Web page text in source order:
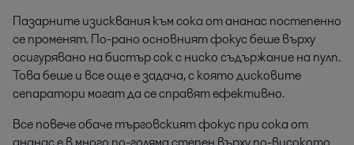
Пазарните изисквания към сока от ананас постепенно
се променят. По-рано основният фокус беше върху
осигурявано на бистър сок с ниско съдържание на пулп.
Това беше и все още е задача, с която дисковите
сепаратори могат да се справят ефективно.
Все повече обаче търговският фокус при сока от